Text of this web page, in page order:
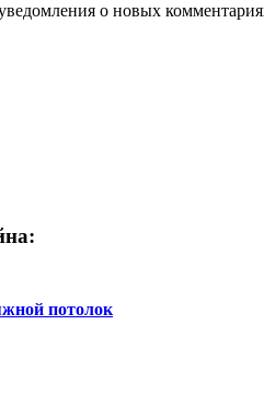
о новых
потолок